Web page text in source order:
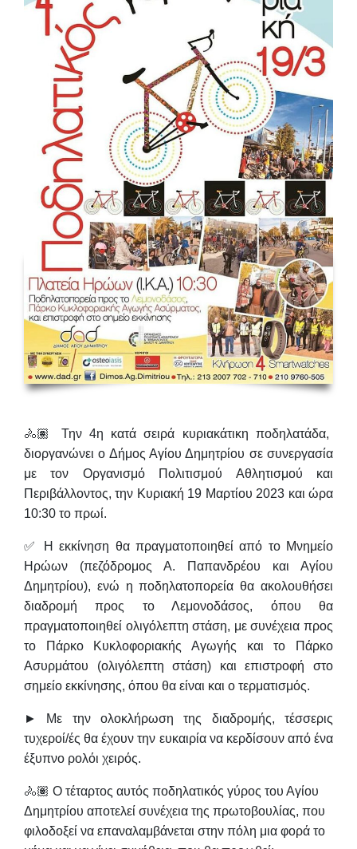
🚴🏽 Την 4η κατά σειρά κυριακάτικη ποδηλατάδα,
διοργανώνει ο Δήμος Αγίου Δημητρίου σε συνεργασία
με τον Οργανισμό Πολιτισμού Αθλητισμού και
Περιβάλλοντος, την Κυριακή 19 Μαρτίου 2023 και ώρα
10:30 το πρωί.
✅ Η εκκίνηση θα πραγματοποιηθεί από το Μνημείο
Ηρώων (πεζόδρομος Α. Παπανδρέου και Αγίου
Δημητρίου), ενώ η ποδηλατοπορεία θα ακολουθήσει
διαδρομή προς το Λεμονοδάσος, όπου θα
πραγματοποιηθεί ολιγόλεπτη στάση, με συνέχεια προς
το Πάρκο Κυκλοφοριακής Αγωγής και το Πάρκο
Ασυρμάτου (ολιγόλεπτη στάση) και επιστροφή στο
σημείο εκκίνησης, όπου θα είναι και ο τερματισμός.
► Με την ολοκλήρωση της διαδρομής, τέσσερις
τυχεροί/ές θα έχουν την ευκαιρία να κερδίσουν από ένα
έξυπνο ρολόι χειρός.
🚴🏽 Ο τέταρτος αυτός ποδηλατικός γύρος του Αγίου
Δημητρίου αποτελεί συνέχεια της πρωτοβουλίας, που
φιλοδοξεί να επαναλαμβάνεται στην πόλη μια φορά το